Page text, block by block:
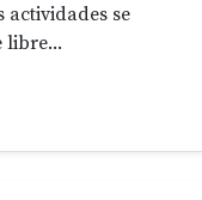
actividades se
libre...